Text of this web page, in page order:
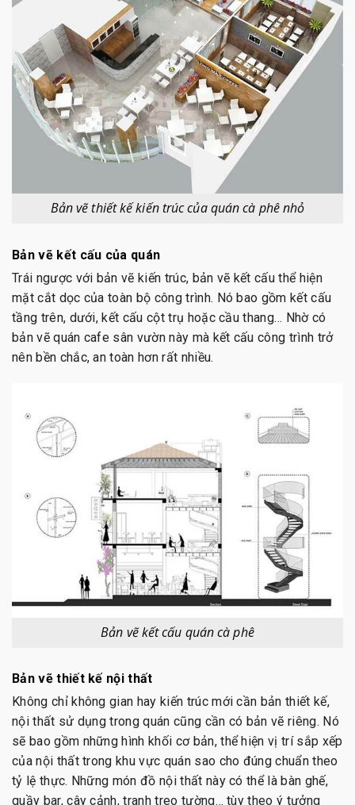
Bản vẽ thiết kế kiến trúc của quán cà phê nhỏ
Bản vẽ kết cấu của quán
Trái ngược với bản vẽ kiến trúc, bản vẽ kết cấu thể hiện
mặt cắt dọc của toàn bộ công trình. Nó bao gồm kết cấu
tầng trên, dưới, kết cấu cột trụ hoặc cầu thang… Nhờ có
bản vẽ quán cafe sân vườn này mà kết cấu công trình trở
nên bền chắc, an toàn hơn rất nhiều.
Bản vẽ kết cấu quán cà phê
Bản vẽ thiết kế nội thất
Không chỉ không gian hay kiến trúc mới cần bản thiết kế,
nội thất sử dụng trong quán cũng cần có bản vẽ riêng. Nó
sẽ bao gồm những hình khối cơ bản, thể hiện vị trí sắp xếp
của nội thất trong khu vực quán sao cho đúng chuẩn theo
tỷ lệ thực. Những món đồ nội thất này có thể là bàn ghế,
quầy bar, cây cảnh, tranh treo tường… tùy theo ý tưởng